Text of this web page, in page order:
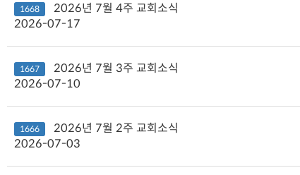
1668
2026년 7월 4주 교회소식
2026-07-17
1667
2026년 7월 3주 교회소식
2026-07-10
1666
2026년 7월 2주 교회소식
2026-07-03